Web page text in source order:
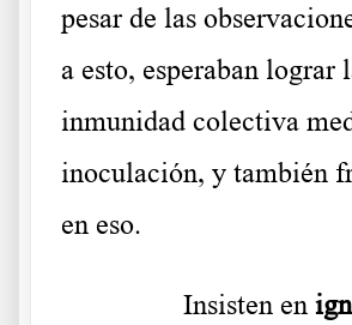
pesar de las
a esto, esperaban lograr
inmunidad colectiva
inoculación, y también
en eso.
Insisten en